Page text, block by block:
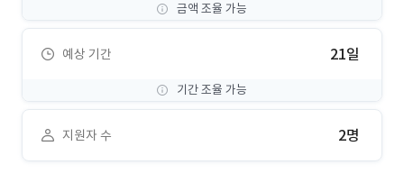
금액 조율 가능
예상 기간 21일
기간 조율 가능
지원자 수 2명